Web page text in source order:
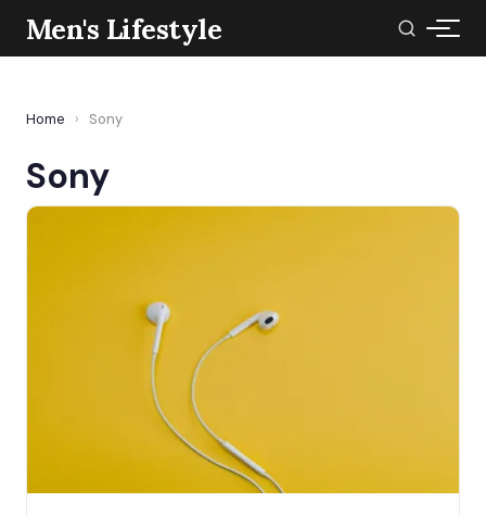
Men's Lifestyle
Home › Sony
Sony